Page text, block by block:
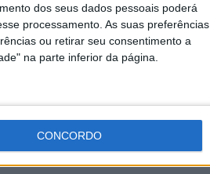
dos seus dados pessoais poderá
processamento. As suas preferências
ou retirar seu consentimento a
na parte inferior da página.
CONCORDO
Team
e
que
foi